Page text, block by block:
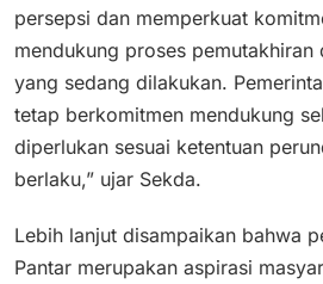
persepsi dan memperkuat
mendukung proses
yang sedang dilakukan.
tetap berkomitmen mendukung
diperlukan sesuai ketentuan
berlaku,” ujar Sekda.
Lebih lanjut disampaikan bahwa
Pantar merupakan aspirasi